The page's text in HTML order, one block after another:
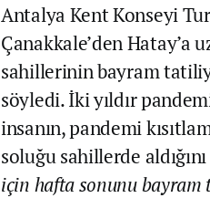
Antalya Kent Konseyi
Çanakkale’den Hatay’a
sahillerinin bayram
söyledi. İki yıldır
insanın, pandemi
soluğu sahillerde
için hafta sonunu